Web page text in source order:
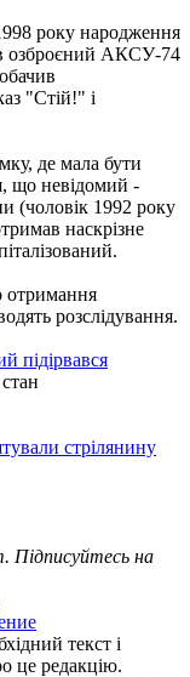
року народження
озброєний АКСУ-74
"Стій!" і
де мала бути
що невідомий -
(чоловік 1992 року
наскрізне
отримання
розслідування.
підірвався
стрілянину
Підписуйтесь на
текст і
це редакцію.